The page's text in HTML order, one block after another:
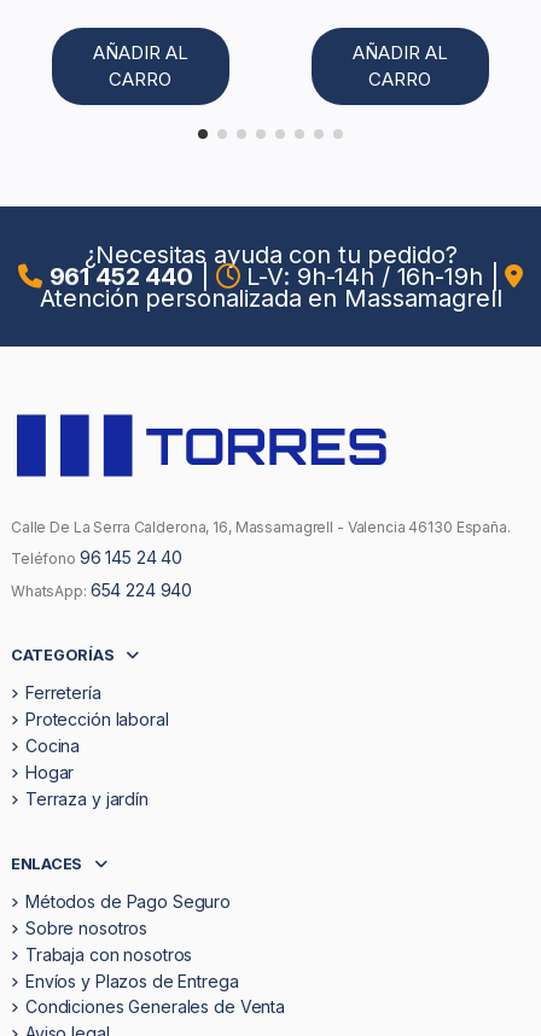
AÑADIR AL
CARRO
AÑADIR AL
CARRO
¿Necesitas ayuda con tu pedido?
961 452 440 L-V: 9h-14h / 16h-19h
Atención personalizada en Massamagrell
Calle De La Serra Calderona, 16, Massamagrell - Valencia 46130 España.
Teléfono 96 145 24 40
WhatsApp: 654 224 940
CATEGORÍAS
Ferretería
Protección laboral
Cocina
Hogar
Terraza y jardín
ENLACES
Métodos de Pago Seguro
Sobre nosotros
Trabaja con nosotros
Envíos y Plazos de Entrega
Condiciones Generales de Venta